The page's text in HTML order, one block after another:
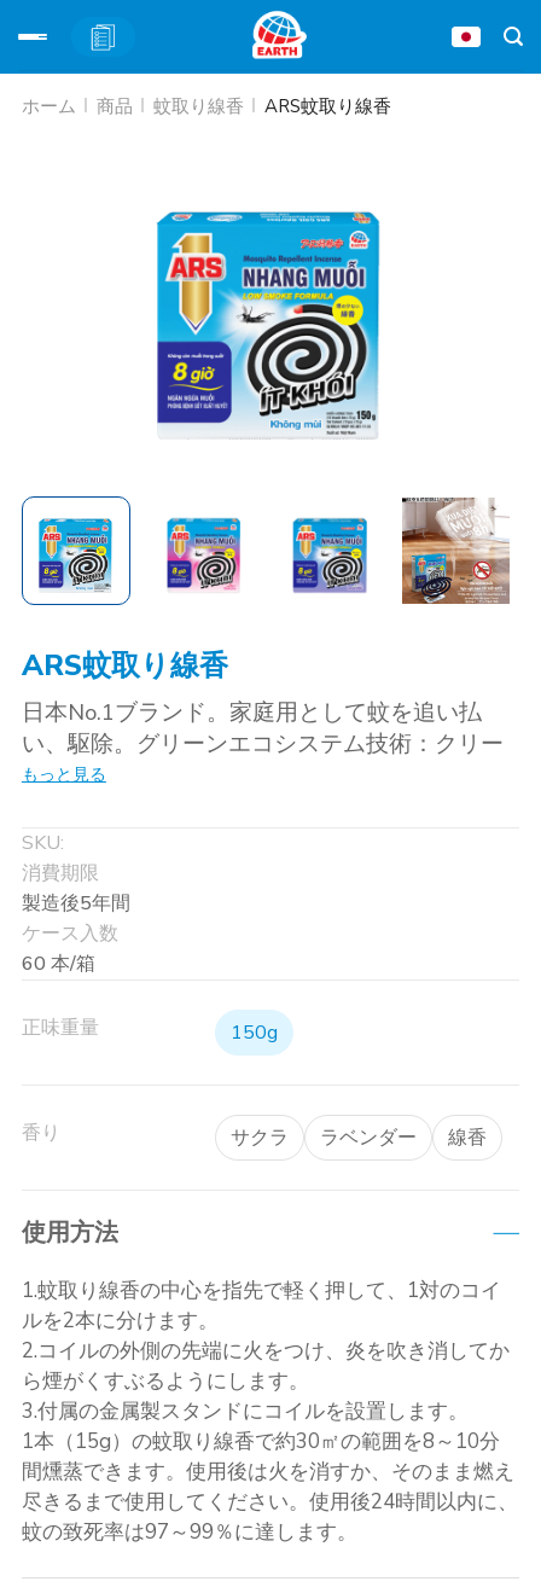
ホーム 商品 蚊取り線香 ARS蚊取り線香
ARS蚊取り線香
日本No.1ブランド。家庭用として蚊を追い払
い、駆除。グリーンエコシステム技術：クリー
ン・無煙・安全・経済的。
もっと見る
SKU:
消費期限
製造後5年間
ケース入数
60 本/箱
正味重量 150g
香り サクラ ラベンダー 線香
使用方法
1.蚊取り線香の中心を指先で軽く押して、1対のコイ
ルを2本に分けます。
2.コイルの外側の先端に火をつけ、炎を吹き消してか
ら煙がくすぶるようにします。
3.付属の金属製スタンドにコイルを設置します。
1本（15g）の蚊取り線香で約30㎡の範囲を8～10分
間燻蒸できます。使用後は火を消すか、そのまま燃え
尽きるまで使用してください。使用後24時間以内に、
蚊の致死率は97～99％に達します。